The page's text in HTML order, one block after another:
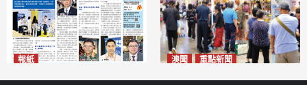
報紙 澳聞 重點新聞